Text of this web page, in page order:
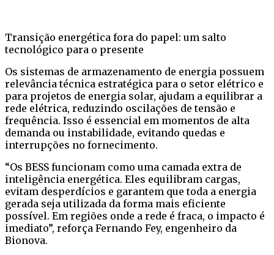
Transição energética fora do papel: um salto
tecnológico para o presente
Os sistemas de armazenamento de energia possuem
relevância técnica estratégica para o setor elétrico e
para projetos de energia solar, ajudam a equilibrar a
rede elétrica, reduzindo oscilações de tensão e
frequência. Isso é essencial em momentos de alta
demanda ou instabilidade, evitando quedas e
interrupções no fornecimento.
“Os BESS funcionam como uma camada extra de
inteligência energética. Eles equilibram cargas,
evitam desperdícios e garantem que toda a energia
gerada seja utilizada da forma mais eficiente
possível. Em regiões onde a rede é fraca, o impacto é
imediato”, reforça Fernando Fey, engenheiro da
Bionova.